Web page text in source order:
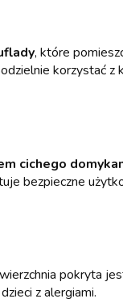
, które
korzystać z
cichego
bezpieczne
pokryta
z alergiami.